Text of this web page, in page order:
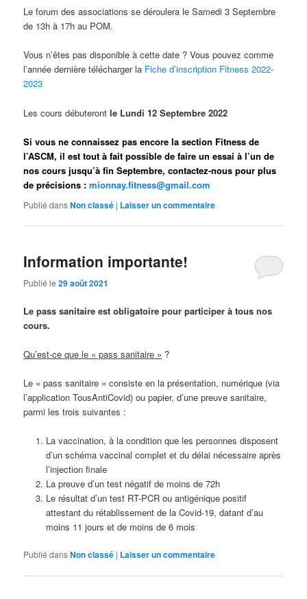
Le forum des associations se déroulera le Samedi 3 Septembre
de 13h à 17h au POM.
Vous n’êtes pas disponible à cette date ? Vous pouvez comme
l’année dernière télécharger la Fiche d’inscription Fitness 2022-
2023
Les cours débuterontle Lundi 12 Septembre 2022
Si vous ne connaissez pas encore la section Fitness de
l’ASCM, il est tout à fait possible de faire un essai à l’un de
nos cours jusqu’à fin Septembre, contactez-nous pour plus
de précisions :mionnay.fitness@gmail.com
Publié dansNon classé | Laisser un commentaire
Information importante!
Publié le29 août 2021
Le pass sanitaire est obligatoire pour participer à tous nos
cours.
Qu’est-ce que le « pass sanitaire » ?
Le « pass sanitaire » consiste en la présentation, numérique (via
l’application TousAntiCovid) ou papier, d’une preuve sanitaire,
parmi les trois suivantes :
La vaccination, à la condition que les personnes disposent
d’un schéma vaccinal complet et du délai nécessaire après
l’injection finale
La preuve d’un test négatif de moins de 72h
Le résultat d’un test RT-PCR ou antigénique positif
attestant du rétablissement de la Covid-19, datant d’au
moins 11 jours et de moins de 6 mois
Publié dansNon classé | Laisser un commentaire